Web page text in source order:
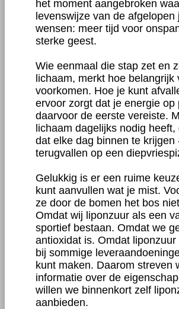
het moment aangebroken
levenswijze van de
wensen: meer tijd voor
sterke geest.
Wie eenmaal die stap zet en
lichaam, merkt hoe
voorkomen. Hoe je kunt
ervoor zorgt dat je energie
daarvoor de eerste vereiste.
lichaam dagelijks nodig
dat elke dag binnen te
terugvallen op een
Gelukkig is er een ruime
kunt aanvullen wat je mist.
ze door de bomen het bos
Omdat wij liponzuur als een
sportief bestaan. Omdat we
antioxidat is. Omdat
bij sommige
kunt maken. Daarom streven
informatie over de
willen we binnenkort zelf
aanbieden.